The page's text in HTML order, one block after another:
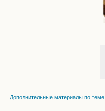
Дополнительные материалы по теме